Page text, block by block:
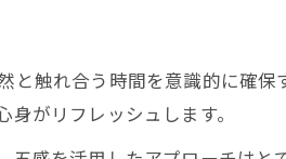
欠かせない生活習慣とは
仕事術と自己管理法
業のための健康戦略
触れ合う時間を意識的に確
がリフレッシュします。